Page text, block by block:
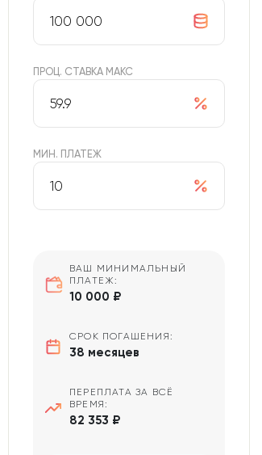
ПРОЦ. СТАВКА МАКС
МИН. ПЛАТЕЖ
ВАШ МИНИМАЛЬНЫЙ
ПЛАТЕЖ:
10 000 ₽
СРОК ПОГАШЕНИЯ:
38 месяцев
ПЕРЕПЛАТА ЗА ВСЁ
ВРЕМЯ:
82 353 ₽